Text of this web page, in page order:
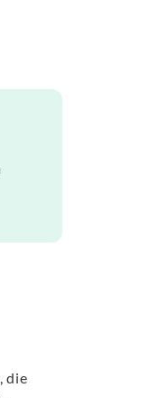
, die